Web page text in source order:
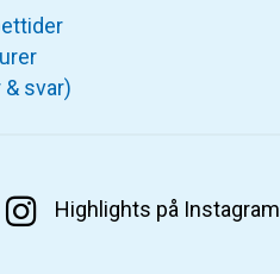
& svar)
Highlights på Instagram